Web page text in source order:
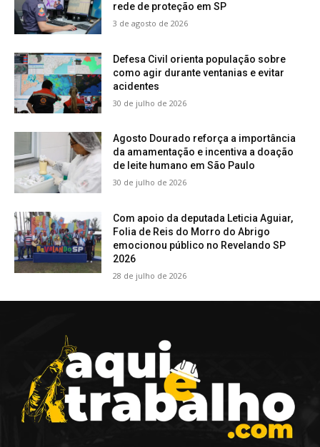
rede de proteção em SP
3 de agosto de 2026
Defesa Civil orienta população sobre
como agir durante ventanias e evitar
acidentes
30 de julho de 2026
Agosto Dourado reforça a importância
da amamentação e incentiva a doação
de leite humano em São Paulo
30 de julho de 2026
Com apoio da deputada Leticia Aguiar,
Folia de Reis do Morro do Abrigo
emocionou público no Revelando SP
2026
28 de julho de 2026